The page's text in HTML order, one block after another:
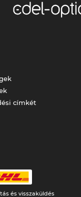
címkét
és visszaküldés